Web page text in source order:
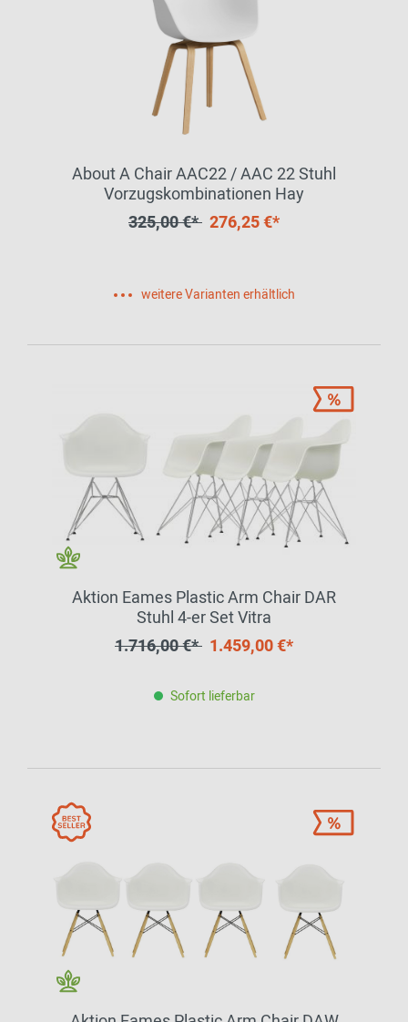
About A Chair AAC22 / AAC 22 Stuhl
Vorzugskombinationen Hay
325,00 €* 276,25 €*
weitere Varianten erhältlich
Aktion Eames Plastic Arm Chair DAR
Stuhl 4-er Set Vitra
1.716,00 €* 1.459,00 €*
Sofort lieferbar